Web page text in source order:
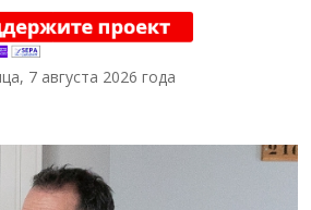
7 августа 2026 года